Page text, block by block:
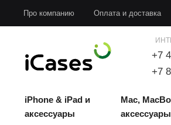
Про компанию Оплата и доставка
+7
+7
iPhone & iPad и
аксессуары
Mac,
аксессуары